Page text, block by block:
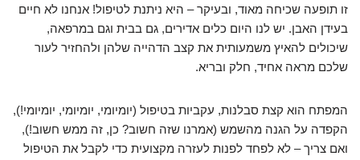
זו תופעה שכיחה מאוד, ובעיקר – היא ניתנת לטיפול! אנחנו לא חיים
בעידן האבן. יש לנו היום כלים אדירים, גם בבית וגם במרפאה,
שיכולים להאיץ משמעותית את קצב הדהייה שלהן ולהחזיר לעור
שלכם מראה אחיד, חלק ובריא.
המפתח הוא קצת סבלנות, עקביות בטיפול (יומיומי, יומיומי, יומיומי!),
הקפדה על הגנה מהשמש (אמרנו שזה חשוב? כן, זה ממש חשוב!),
ואם צריך – לא לפחד לפנות לעזרה מקצועית כדי לקבל את הטיפול